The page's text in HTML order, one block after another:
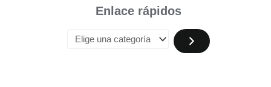
Enlace rápidos